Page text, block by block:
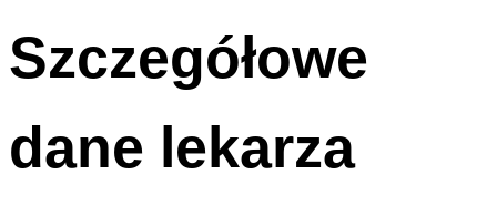
Szczegółowe
dane lekarza